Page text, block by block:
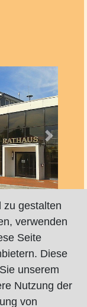
zu gestalten
verwenden
Seite
Diese
unserem
Nutzung der
von